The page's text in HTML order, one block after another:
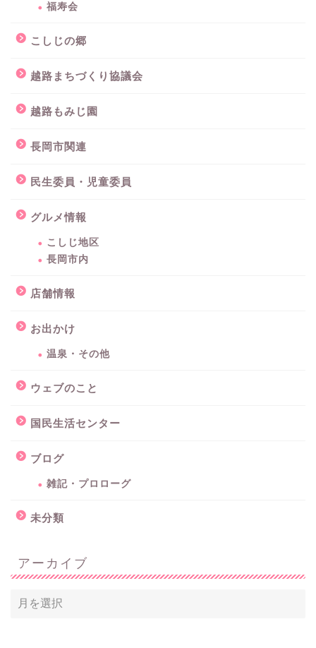
福寿会
こしじの郷
越路まちづくり協議会
越路もみじ園
長岡市関連
民生委員・児童委員
グルメ情報
こしじ地区
長岡市内
店舗情報
お出かけ
温泉・その他
ウェブのこと
国民生活センター
ブログ
雑記・プロローグ
未分類
アーカイブ